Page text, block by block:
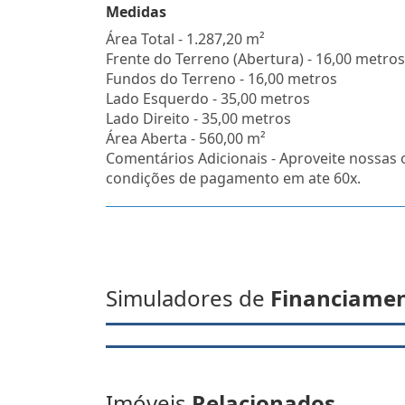
Medidas
Área Total - 1.287,20 m²
Frente do Terreno (Abertura) - 16,00 metros
Fundos do Terreno - 16,00 metros
Lado Esquerdo - 35,00 metros
Lado Direito - 35,00 metros
Área Aberta - 560,00 m²
Comentários Adicionais - Aproveite nossas
condições de pagamento em ate 60x.
Simuladores de